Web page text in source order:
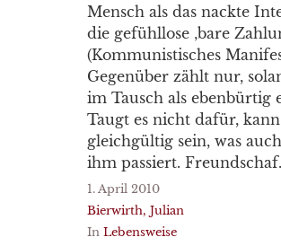
Mensch als das nackte
die gefühllose ‚bare
(Kommunistisches
Gegenüber zählt nur,
im Tausch als ebenbürtig
Taugt es nicht dafür,
gleichgültig sein, was
ihm passiert.
1. April 2010
Bierwirth, Julian
In Lebensweise